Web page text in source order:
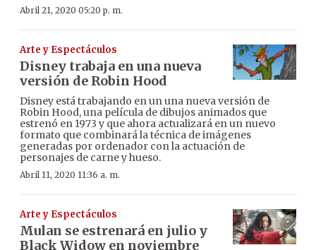
Abril 21, 2020 05:20 p. m.
Arte y Espectáculos
Disney trabaja en una nueva
versión de Robin Hood
Disney está trabajando en un una nueva versión de
Robin Hood, una película de dibujos animados que
estrenó en 1973 y que ahora actualizará en un nuevo
formato que combinará la técnica de imágenes
generadas por ordenador con la actuación de
personajes de carne y hueso.
Abril 11, 2020 11:36 a. m.
Arte y Espectáculos
Mulan se estrenará en julio y
Black Widow en noviembre